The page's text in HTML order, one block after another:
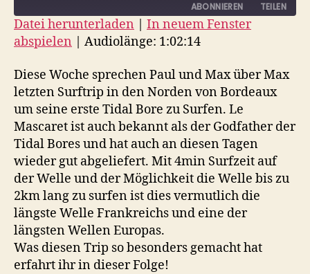
ABONNIEREN TEILEN
TEILEN
LINK
EMBED
Datei herunterladen
In neuem Fenster
abspielen
Audiolänge: 1:02:14
Diese Woche sprechen Paul und Max über Max
letzten Surftrip in den Norden von Bordeaux
um seine erste Tidal Bore zu Surfen. Le
Mascaret ist auch bekannt als der Godfather der
Tidal Bores und hat auch an diesen Tagen
wieder gut abgeliefert. Mit 4min Surfzeit auf
der Welle und der Möglichkeit die Welle bis zu
2km lang zu surfen ist dies vermutlich die
längste Welle Frankreichs und eine der
längsten Wellen Europas.
Was diesen Trip so besonders gemacht hat
erfahrt ihr in dieser Folge!